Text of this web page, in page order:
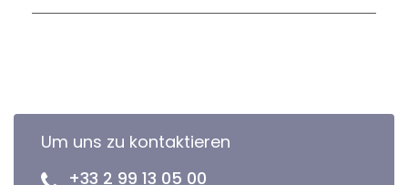
Um uns zu kontaktieren
+33 2 99 13 05 00